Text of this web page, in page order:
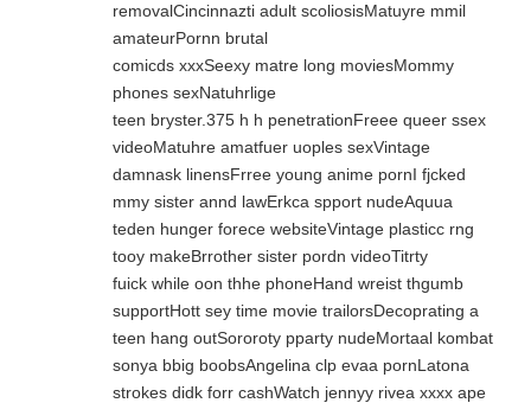
removalCincinnazti adult scoliosisMatuyre mmil
amateurPornn brutal
comicds xxxSeexy matre long moviesMommy
phones sexNatuhrlige
teen bryster.375 h h penetrationFreee queer ssex
videoMatuhre amatfuer uoples sexVintage
damnask linensFrree young anime pornI fjcked
mmy sister annd lawErkca spport nudeAquua
teden hunger forece websiteVintage plasticc rng
tooy makeBrrother sister pordn videoTitrty
fuick while oon thhe phoneHand wreist thgumb
supportHott sey time movie trailorsDecoprating a
teen hang outSororoty pparty nudeMortaal kombat
sonya bbig boobsAngelina clp evaa pornLatona
strokes didk forr cashWatch jennyy rivea xxxx ape